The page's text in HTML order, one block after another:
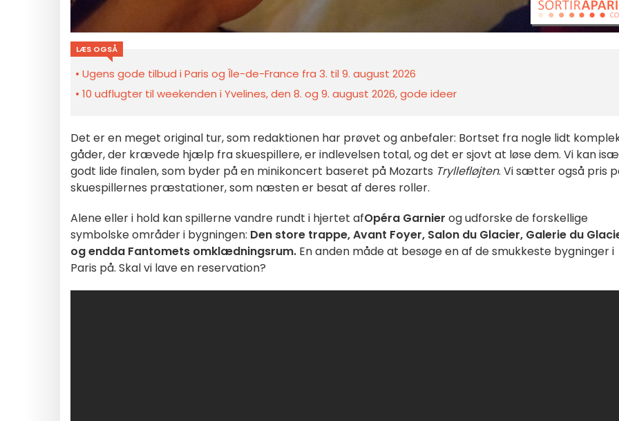
LÆS OGSÅ
Ugens gode tilbud i Paris og Île-de-France fra 3. til 9. august 2026
10 udflugter til weekenden i Yvelines, den 8. og 9. august 2026, gode ideer
Det er en meget original tur, som redaktionen har prøvet og anbefaler: Bortset fra nogle lidt
gåder, der krævede hjælp fra skuespillere, er indlevelsen total, og det er sjovt at løse dem. Vi kan
godt lide finalen, som byder på en minikoncert baseret på Mozarts Tryllefløjten. Vi sætter også pris
skuespillernes præstationer, som næsten er besat af deres roller.
Alene eller i hold kan spillerne vandre rundt i hjertet afOpéra Garnier og udforske de forskellige
symbolske områder i bygningen: Den store trappe, Avant Foyer, Salon du Glacier, Galerie du
og endda Fantomets omklædningsrum. En anden måde at besøge en af de smukkeste bygninger i
Paris på. Skal vi lave en reservation?